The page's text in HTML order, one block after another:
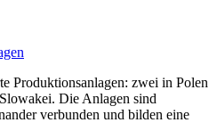
Produktionsanlagen: zwei in Polen
Die Anlagen sind
verbunden und bilden eine